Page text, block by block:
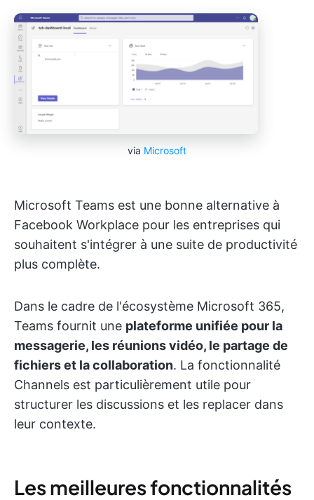
via Microsoft
Microsoft Teams est une bonne alternative à
Facebook Workplace pour les entreprises qui
souhaitent s'intégrer à une suite de productivité
plus complète.
Dans le cadre de l'écosystème Microsoft 365,
Teams fournit une plateforme unifiée pour la
messagerie, les réunions vidéo, le partage de
fichiers et la collaboration. La fonctionnalité
Channels est particulièrement utile pour
structurer les discussions et les replacer dans
leur contexte.
Les meilleures fonctionnalités